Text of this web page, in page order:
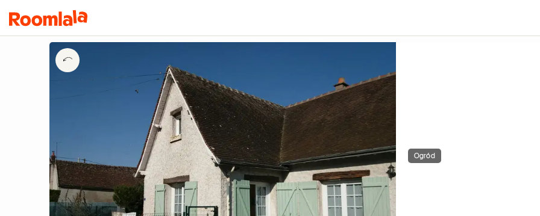
Ogród